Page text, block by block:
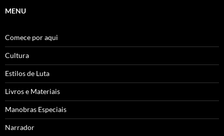
MENU
Comece por aqui
Cultura
Estilos de Luta
Livros e Materiais
Manobras Especiais
Narrador